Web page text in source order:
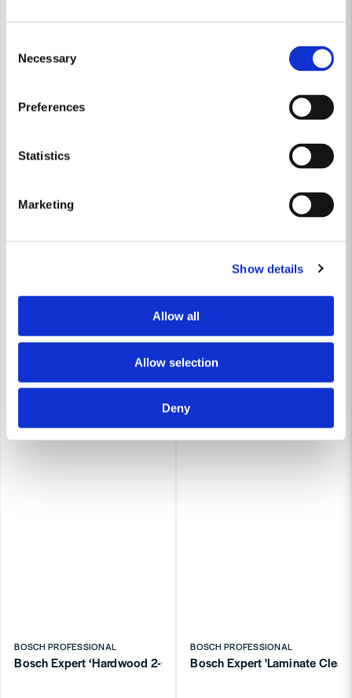
Selection
Necessary
Preferences
Statistics
Marketing
Show details
Allow all
Allow selection
Deny
BOSCH PROFESSIONAL
Bosch Expert ‘Hardwood 2-side clean’ T 308 BFP
BOSCH PROFESSIONAL
Bosch Expert 'Laminate